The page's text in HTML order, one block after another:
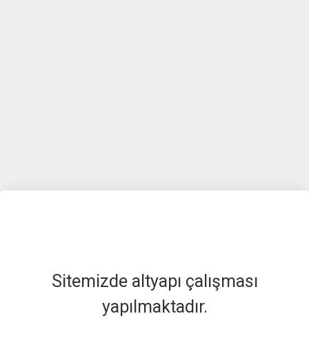
Sitemizde altyapı çalışması
yapılmaktadır.